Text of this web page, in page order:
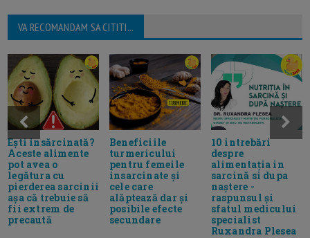
VA RECOMANDAM SA CITITI...
Ești insărcinată?
Aceste alimente
pot avea o
legătura cu
pierderea sarcinii
așa că trebuie să
fii extrem de
precaută
Beneficiile
turmericului
pentru femeile
insarcinate și
cele care
alăptează dar și
posibile efecte
secundare
10 intrebări
despre
alimentația in
sarcină si dupa
naștere -
raspunsul și
sfatul medicului
specialist
Ruxandra Plesea